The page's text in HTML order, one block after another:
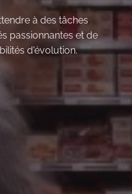
à des tâches
passionnantes et de
d'évolution.